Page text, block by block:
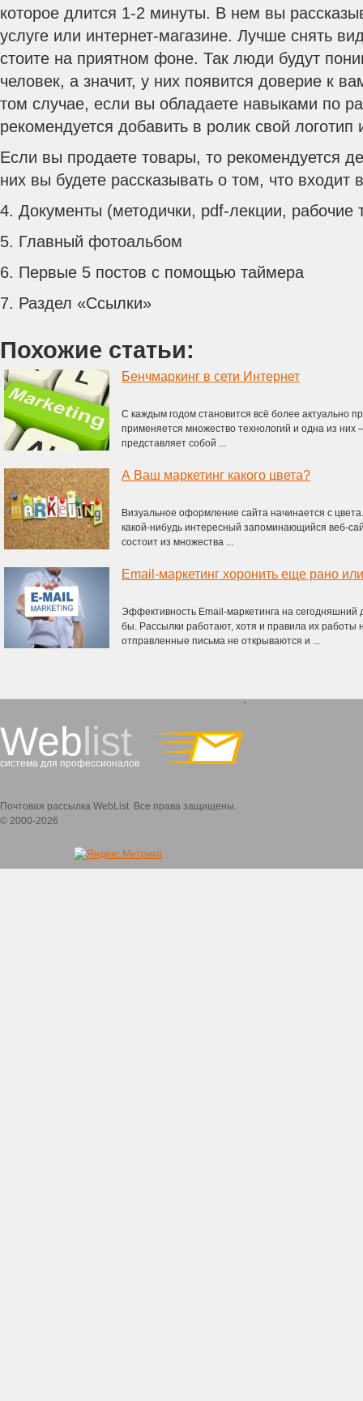
которое длится 1-2 минуты. В нем вы
услуге или интернет-магазине. Лучше снять
стоите на приятном фоне. Так люди будут
человек, а значит, у них появится доверие к
том случае, если вы обладаете навыками по
рекомендуется добавить в ролик свой
Если вы продаете товары, то рекомендуется
них вы будете рассказывать о том, что входит
4. Документы (методички, pdf-лекции, рабочие
5. Главный фотоальбом
6. Первые 5 постов с помощью таймера
7. Раздел «Ссылки»
Похожие статьи:
Бенчмаркинг в сети Интернет
С каждым годом становится всё более актуально
применяется множество технологий и одна из них
представляет собой ...
А Ваш маркетинг какого цвета?
Визуальное оформление сайта начинается с
какой-нибудь интересный запоминающийся веб-
состоит из множества ...
Эффективность Email-маркетинга на сегодняшний
бы. Рассылки работают, хотя и правила их работы
отправленные письма не открываются и ...
Weblist
система для профессионалов
`
Почтовая рассылка WebList. Все права защищены.
© 2000-2026